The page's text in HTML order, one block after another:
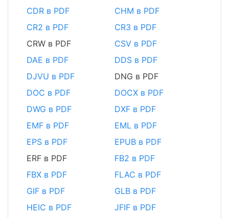
CDR в PDF
CHM в PDF
CR2 в PDF
CR3 в PDF
CRW в PDF
CSV в PDF
DAE в PDF
DDS в PDF
DJVU в PDF
DNG в PDF
DOC в PDF
DOCX в PDF
DWG в PDF
DXF в PDF
EMF в PDF
EML в PDF
EPS в PDF
EPUB в PDF
ERF в PDF
FB2 в PDF
FBX в PDF
FLAC в PDF
GIF в PDF
GLB в PDF
HEIC в PDF
JFIF в PDF